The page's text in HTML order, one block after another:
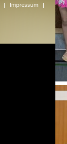
| Impressum
|